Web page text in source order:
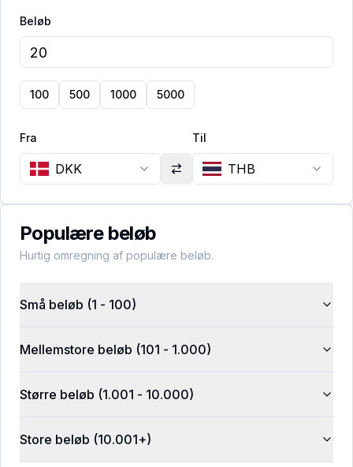
Beløb
100 500 1000 5000
Fra
DKK
Til
THB
Populære beløb
Hurtig omregning af populære beløb.
Små beløb (1 - 100)
Mellemstore beløb (101 - 1.000)
Større beløb (1.001 - 10.000)
Store beløb (10.001+)